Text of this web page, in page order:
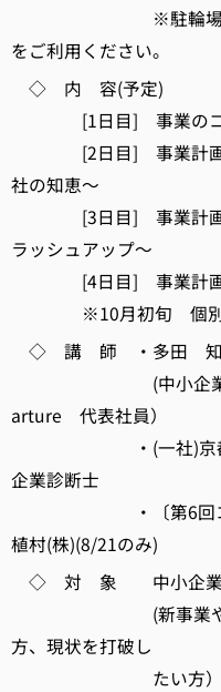
※駐輪場はござ
をご利用ください。
◇ 内 容(予定)
[1日目] 事業のコ
[2日目] 事業計画の
社の知恵～
[3日目] 事業計画の
ラッシュアップ～
[4日目] 事業計画の
※10月初旬 個別相
◇ 講 師 ・多田 知
(中小企業診断士
arture 代表社員）
・(一社)京都府中
企業診断士
・〔第6回コンテ
植村(株)(8/21のみ)
◇ 対 象 中小企業経
(新事業や知恵ビ
方、現状を打破し
たい方）